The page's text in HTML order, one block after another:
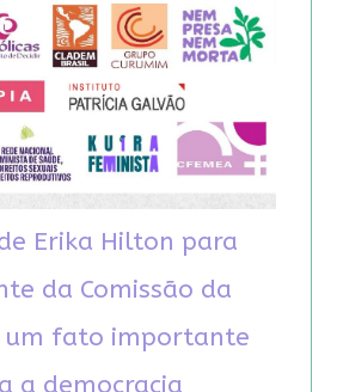
Erika Hilton para
da Comissão da
um fato importante
a democracia